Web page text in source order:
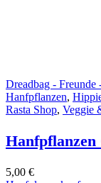
Dreadbag - Freunde
Hanfpflanzen,
Rasta Shop, Veggie
Hanfpflanzen
5,00 €